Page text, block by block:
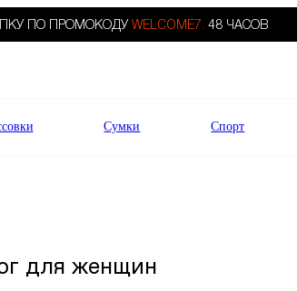
ПО ПРОМОКОДУ WELCOME7. 48 ЧАСОВ
Сумки Спорт
для женщин